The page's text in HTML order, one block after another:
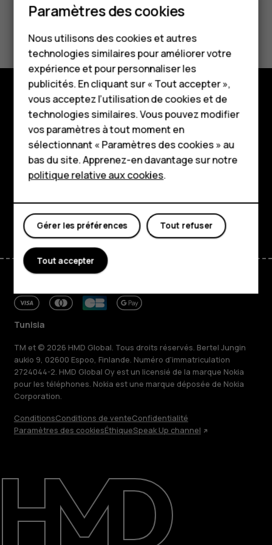
Smartphones
Téléphones classiques
HMD Terra M
Pour les entreprises
Tablettes
Boutique
Mon compte
Réparer, réutiliser, recycler
Responsable
Assistance
Oui Non
Boutique
À propos
Planet and people
FacebookInstagram
TiktokYoutubeLinkedinDiscord
Tunisia
TM et © 2026 HMD Global. Tous droits réservés. Bertel Jungin
aukio 9, 02600 Espoo, Finlande. Numéro d'immatriculation
2724044-2. HMD Global Oy est un licensié de la marque Nokia
pour les téléphones. Nokia est une marque déposée de Nokia
Corporation.
ConditionsConditions de venteConfidentialité
Paramètres des cookiesÉthiqueSpeak Up channel
Paramètres des cookies
Nous utilisons des cookies et autres
technologies similaires pour améliorer votre
expérience et pour personnaliser les
publicités. En cliquant sur « Tout accepter »,
vous acceptez l’utilisation de cookies et de
technologies similaires. Vous pouvez modifier
vos paramètres à tout moment en
sélectionnant « Paramètres des cookies » au
bas du site. Apprenez-en davantage sur notre
politique relative aux cookies.
Tout refuser
Gérer les préférences
Tout accepter